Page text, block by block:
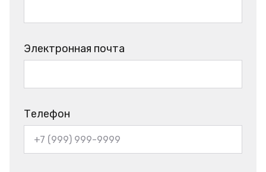
Электронная почта
Телефон